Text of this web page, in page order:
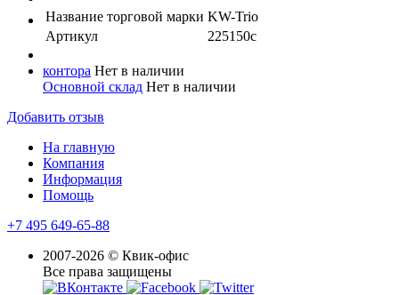
Название торговой марки KW-Trio
Артикул
225150с
контора Нет в наличии
Основной склад Нет в наличии
Добавить отзыв
На главную
Компания
Информация
Помощь
+7 495 649-65-88
2007-2026 © Квик-офис
Все права защищены